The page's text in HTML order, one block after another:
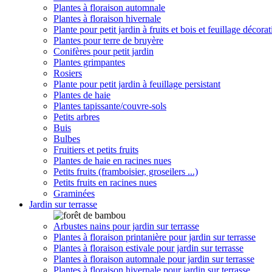
Plantes à floraison automnale
Plantes à floraison hivernale
Plante pour petit jardin à fruits et bois et feuillage
Plantes pour terre de bruyère
Conifères pour petit jardin
Plantes grimpantes
Rosiers
Plante pour petit jardin à feuillage persistant
Plantes de haie
Plantes tapissante/couvre-sols
Petits arbres
Buis
Bulbes
Fruitiers et petits fruits
Plantes de haie en racines nues
Petits fruits (framboisier, groseilers ...)
Petits fruits en racines nues
Graminées
Jardin sur terrasse
Arbustes nains pour jardin sur terrasse
Plantes à floraison printanière pour jardin sur terrasse
Plantes à floraison estivale pour jardin sur terrasse
Plantes à floraison automnale pour jardin sur terrasse
Plantes à floraison hivernale pour jardin sur terrasse